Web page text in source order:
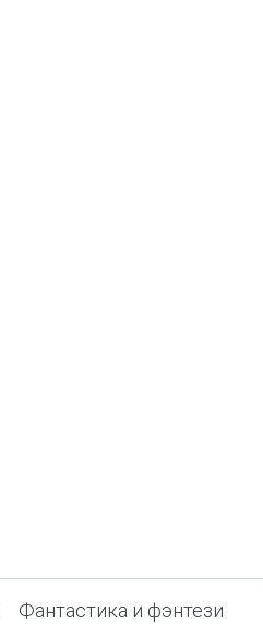
Фантастика и фэнтези